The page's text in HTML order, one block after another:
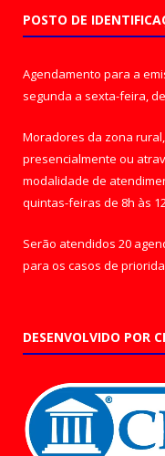
POSTO DE
Agendamento para a
segunda a sexta-feira,
Moradores da zona
presencialmente ou
modalidade de
quintas-feiras de 8h às
Serão atendidos 20
para os casos de
DESENVOLVIDO POR